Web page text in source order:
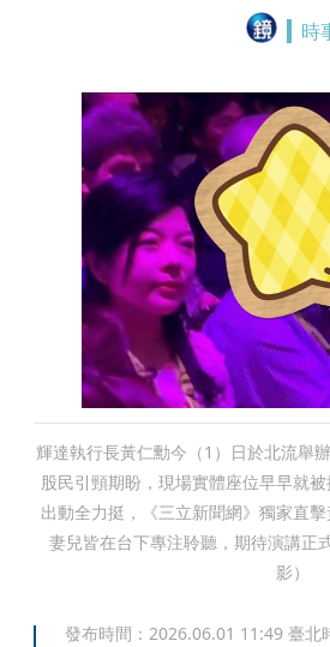
時
輝達執行長黃仁勳今（1）日於北流舉
股民引頸期盼，現場實體座位早早就
出動全力挺，《三立新聞網》獨家直
妻兒皆在台下專注聆聽，期待演講正
影）
發布時間： 2026.06.01 11:49 臺北